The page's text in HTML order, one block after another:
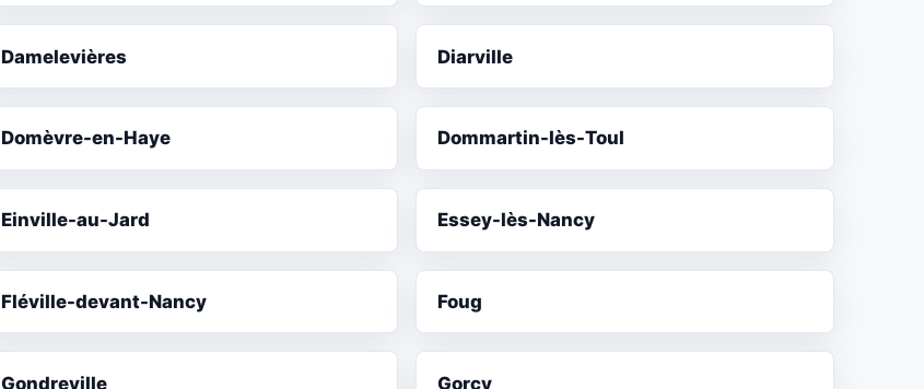
Damelevières Diarville
Domèvre-en-Haye Dommartin-lès-Toul
Einville-au-Jard Essey-lès-Nancy
Fléville-devant-Nancy Foug
Gondreville Gorcy